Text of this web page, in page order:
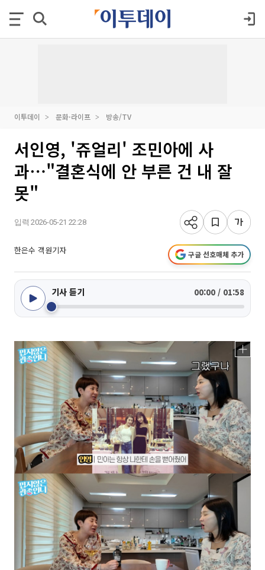
이투데이 문화·라이프 방송/TV
서인영, '쥬얼리' 조민아에 사
과⋯"결혼식에 안 부른 건 내 잘
못"
입력 2026-05-21 22:28
한은수 객원기자 구글 선호매체 추가
기사 듣기 00:00 / 01:58